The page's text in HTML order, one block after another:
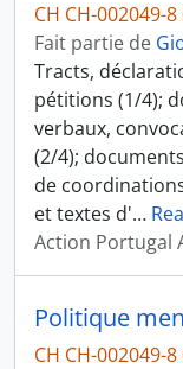
CH CH-002049-8
Fait partie de
Tracts,
pétitions (1/4);
verbaux,
(2/4);
de
et textes d'…
Action Portugal
CH CH-002049-